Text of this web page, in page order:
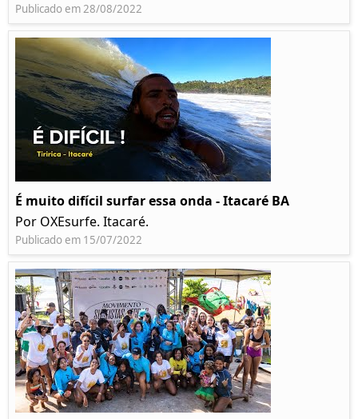
Publicado em 28/08/2022
É muito difícil surfar essa onda - Itacaré BA
Por OXEsurfe. Itacaré.
Publicado em 15/07/2022